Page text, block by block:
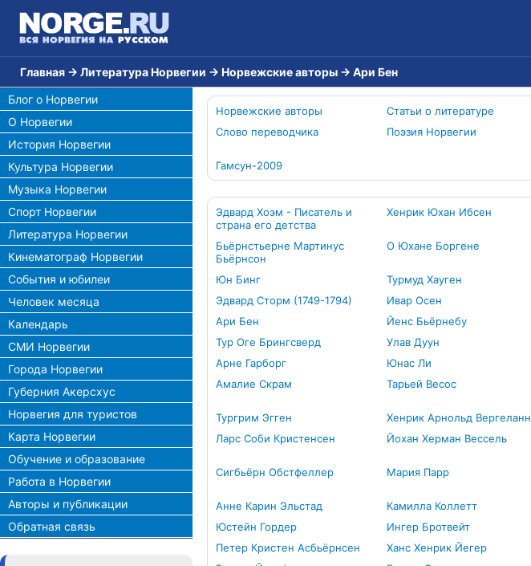
Главная → Литература Норвегии → Норвежские авторы → Ари Бен
Блог о Норвегии
О Норвегии
История Норвегии
Культура Норвегии
Музыка Норвегии
Спорт Норвегии
Литература Норвегии
Кинематограф Норвегии
События и юбилеи
Человек месяца
Календарь
СМИ Норвегии
Города Норвегии
Губерния Акерсхус
Норвегия для туристов
Карта Норвегии
Обучение и образование
Работа в Норвегии
Авторы и публикации
Обратная связь
Норвежские авторы Статьи о литературе
Слово переводчика
Поэзия Норвегии
Гамсун-2009
Эдвард Хоэм - Писатель и
страна его детства
Хенрик Юхан Ибсен
Бьёрнстьерне Мартинус
Бьёрнсон
О Юхане Боргене
Юн Бинг Турмуд Хауген
Эдвард Сторм (1749-1794)
Ивар Осен
Ари Бен
Йенс Бьёрнебу
Тур Оге Брингсверд
Улав Дуун
Арне Гарборг
Юнас Ли
Амалие Скрам
Тарьей Весос
Тургрим Эгген Хенрик Арнольд Вергеланн
Ларс Соби Кристенсен
Йохан Херман Вессель
Сигбьёрн Обстфеллер Мария Парр
Анне Карин Эльстад Камилла Коллетт
Юстейн Гордер
Ингер Бротвейт
Петер Кристен Асбьёрнсен
Ханс Хенрик Йегер